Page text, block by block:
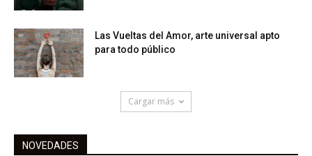
Las Vueltas del Amor, arte universal apto
para todo público
Cargar más
NOVEDADES